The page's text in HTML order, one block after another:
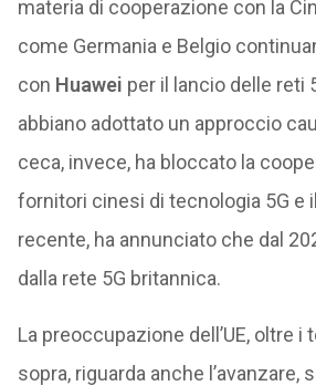
materia di cooperazione con la
come Germania e Belgio
con Huawei per il lancio delle reti
abbiano adottato un approccio
ceca, invece, ha bloccato la
fornitori cinesi di tecnologia 5G e
recente, ha annunciato che dal
dalla rete 5G britannica.
La preoccupazione dell’UE, oltre
sopra, riguarda anche l’avanzare,